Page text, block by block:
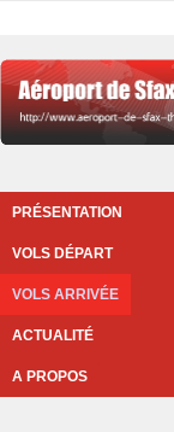
PRÉSENTATION
VOLS DÉPART
VOLS ARRIVÉE
ACTUALITÉ
A PROPOS